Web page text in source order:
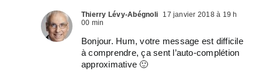
Thierry Lévy-Abégnoli
17 janvier 2018 à 19 h
00 min
Bonjour. Hum, votre message est difficile
à comprendre, ça sent l’auto-complétion
approximative 🙂